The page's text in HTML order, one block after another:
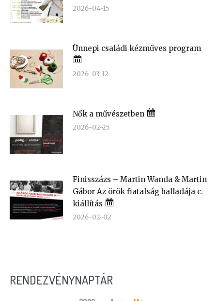
2026-04-15
Ünnepi családi kézműves program
2026-03-12
Nők a művészetben
2026-02-25
Finisszázs – Martin Wanda & Martin
Gábor Az örök fiatalság balladája c.
kiállítás
2026-02-02
RENDEZVÉNYNAPTÁR